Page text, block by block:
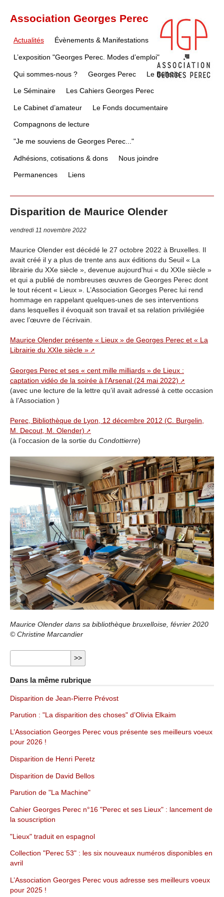
Association Georges Perec
Actualités Évènements & Manifestations
L’exposition "Georges Perec. Modes d’emploi"
Qui sommes-nous ? Georges Perec Le Bulletin
Le Séminaire Les Cahiers Georges Perec
Le Cabinet d’amateur Le Fonds documentaire
Compagnons de lecture
"Je me souviens de Georges Perec..."
Adhésions, cotisations & dons Nous joindre
Permanences Liens
Disparition de Maurice Olender
vendredi 11 novembre 2022
Maurice Olender est décédé le 27 octobre 2022 à Bruxelles. Il
avait créé il y a plus de trente ans aux éditions du Seuil « La
librairie du XXe siècle », devenue aujourd’hui « du XXIe siècle »
et qui a publié de nombreuses œuvres de Georges Perec dont
le tout récent « Lieux ». L’Association Georges Perec lui rend
hommage en rappelant quelques-unes de ses interventions
dans lesquelles il évoquait son travail et sa relation privilégiée
avec l’œuvre de l’écrivain.
Maurice Olender présente « Lieux » de Georges Perec et « La
Librairie du XXIe siècle »
Georges Perec et ses « cent mille milliards » de Lieux :
captation vidéo de la soirée à l’Arsenal (24 mai 2022)
(avec une lecture de la lettre qu’il avait adressé à cette occasion
à l’Association )
Perec, Bibliothèque de Lyon, 12 décembre 2012 (C. Burgelin,
M. Decout, M. Olender)
(à l’occasion de la sortie du Condottierre)
Maurice Olender dans sa bibliothèque bruxelloise, février 2020
© Christine Marcandier
Dans la même rubrique
Disparition de Jean-Pierre Prévost
Parution : "La disparition des choses" d’Olivia Elkaim
L’Association Georges Perec vous présente ses meilleurs voeux
pour 2026 !
Disparition de Henri Peretz
Disparition de David Bellos
Parution de "La Machine"
Cahier Georges Perec n°16 "Perec et ses Lieux" : lancement de
la souscription
"Lieux" traduit en espagnol
Collection "Perec 53" : les six nouveaux numéros disponibles en
avril
L’Association Georges Perec vous adresse ses meilleurs voeux
pour 2025 !